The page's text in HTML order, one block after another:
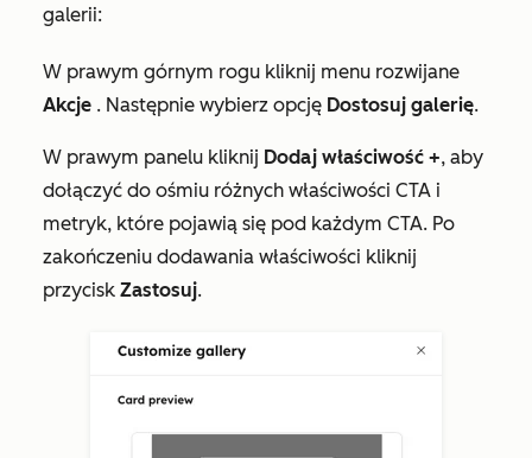
galerii:
W prawym górnym rogu kliknij menu rozwijane
Akcje . Następnie wybierz opcję Dostosuj galerię.
W prawym panelu kliknij Dodaj właściwość +, aby
dołączyć do ośmiu różnych właściwości CTA i
metryk, które pojawią się pod każdym CTA. Po
zakończeniu dodawania właściwości kliknij
przycisk Zastosuj.